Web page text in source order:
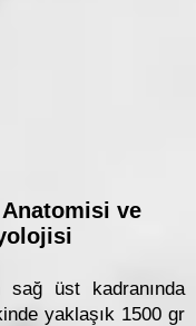
ve
sağ üst kadranında
yaklaşık 1500 gr